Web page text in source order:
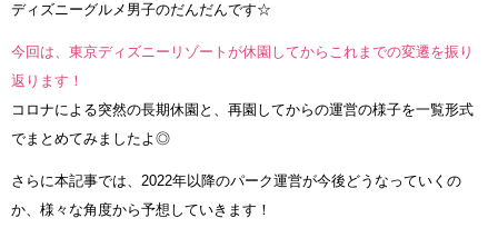
ディズニーグルメ男子のだんだんです☆
今回は、東京ディズニーリゾートが休園してからこれまでの変遷を振り
返ります！
コロナによる突然の長期休園と、再園してからの運営の様子を一覧形式
でまとめてみましたよ◎
さらに本記事では、2022年以降のパーク運営が今後どうなっていくの
か、様々な角度から予想していきます！